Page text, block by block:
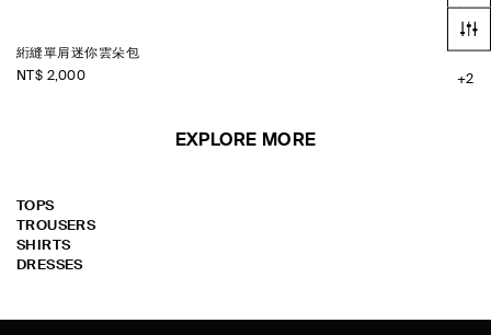
絎縫單肩迷你雲朵包
NT$ 2,000
+2
EXPLORE MORE
TOPS
TROUSERS
SHIRTS
DRESSES